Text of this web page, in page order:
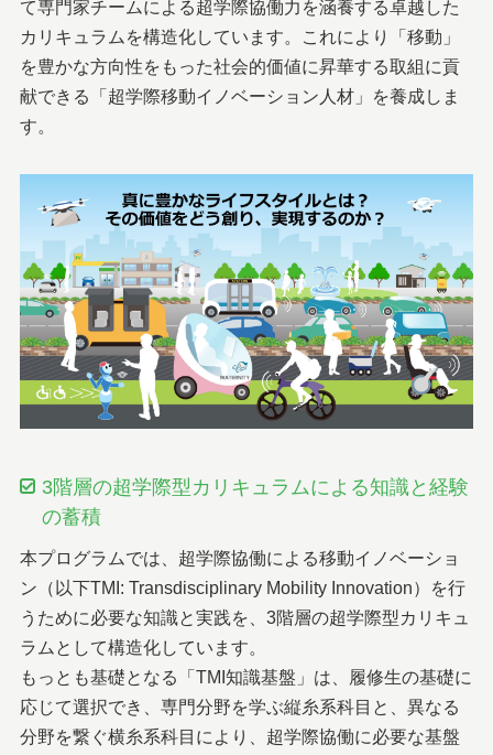
て専門家チームによる超学際協働力を涵養する卓越した
カリキュラムを構造化しています。これにより「移動」
を豊かな方向性をもった社会的価値に昇華する取組に貢
献できる「超学際移動イノベーション人材」を養成しま
す。
3階層の超学際型カリキュラムによる知識と経験
の蓄積
本プログラムでは、超学際協働による移動イノベーショ
ン（以下TMI: Transdisciplinary Mobility Innovation）を行
うために必要な知識と実践を、3階層の超学際型カリキュ
ラムとして構造化しています。
もっとも基礎となる「TMI知識基盤」は、履修生の基礎に
応じて選択でき、専門分野を学ぶ縦糸系科目と、異なる
分野を繋ぐ横糸系科目により、超学際協働に必要な基盤